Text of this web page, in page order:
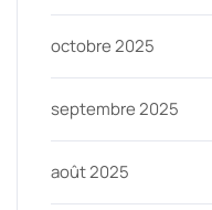
octobre 2025
septembre 2025
août 2025